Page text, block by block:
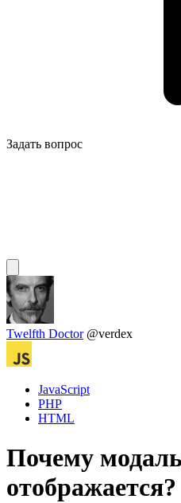
Задать вопрос
Twelfth Doctor @verdex
JavaScript
PHP
HTML
Почему
отображается?